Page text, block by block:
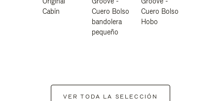
Cabin
Cuero Bolso
bandolera
pequeño
Cuero Bolso
Hobo
VER TODA LA SELECCIÓN